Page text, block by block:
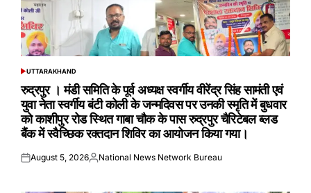
POSTED
UTTARAKHAND
रुद्रपुर । मंडी समिति के पूर्व अध्यक्ष स्वर्गीय वीरेंद्र सिंह सामंती एवं
युवा नेता स्वर्गीय बंटी कोली के जन्मदिवस पर उनकी स्मृति में बुधवार
को काशीपुर रोड स्थित गाबा चौक के पास रुद्रपुर चैरिटेबल ब्लड
बैंक में स्वैच्छिक रक्तदान शिविर का आयोजन किया गया।
Posted
August 5, 2026Posted
National News Network Bureau